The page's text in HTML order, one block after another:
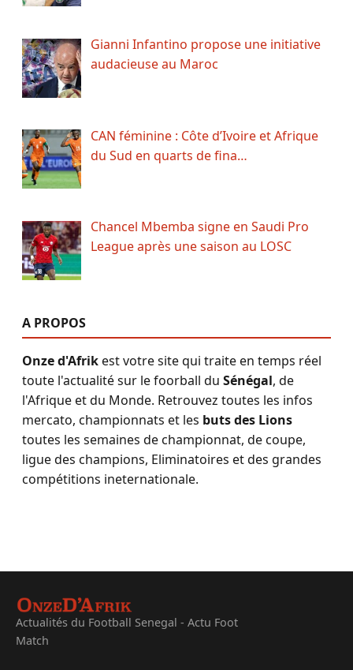
Gianni Infantino propose une initiative
audacieuse au Maroc
CAN féminine : Côte d’Ivoire et Afrique
du Sud en quarts de fina…
Chancel Mbemba signe en Saudi Pro
League après une saison au LOSC
A PROPOS
Onze d'Afrikest votre site qui traite en temps réel
toute l'actualité sur le foorball du Sénégal, de
l'Afrique et du Monde. Retrouvez toutes les infos
mercato, championnats et les buts des Lions
toutes les semaines de championnat, de coupe,
ligue des champions, Eliminatoires et des grandes
compétitions ineternationale.
Actualités du Football Senegal - Actu Foot
Match